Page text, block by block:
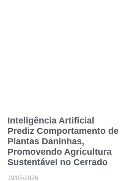
Inteligência Artificial
Prediz Comportamento de
Plantas Daninhas,
Promovendo Agricultura
Sustentável no Cerrado
19/05/2026